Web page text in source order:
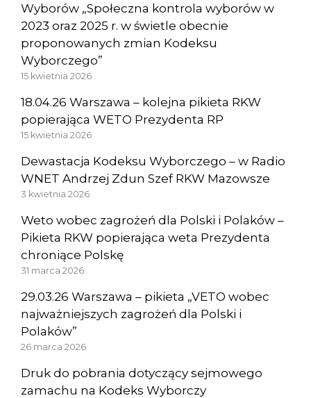
Wyborów „Społeczna kontrola wyborów w
2023 oraz 2025 r. w świetle obecnie
proponowanych zmian Kodeksu
Wyborczego”
15 kwietnia 2026
18.04.26 Warszawa – kolejna pikieta RKW
popierająca WETO Prezydenta RP
15 kwietnia 2026
Dewastacja Kodeksu Wyborczego – w Radio
WNET Andrzej Zdun Szef RKW Mazowsze
3 kwietnia 2026
Weto wobec zagrożeń dla Polski i Polaków –
Pikieta RKW popierająca weta Prezydenta
chroniące Polskę
31 marca 2026
29.03.26 Warszawa – pikieta „VETO wobec
najważniejszych zagrożeń dla Polski i
Polaków”
26 marca 2026
Druk do pobrania dotyczący sejmowego
zamachu na Kodeks Wyborczy